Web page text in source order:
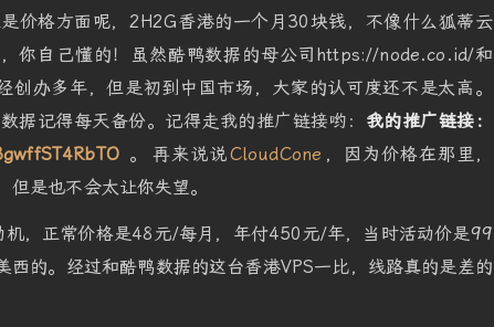
价格方面呢，2H2G香港的一个月30块钱，不像什么狐蒂云
你自己懂的！虽然酷鸭数据的母公司https://node.co.id/和
办多年，但是初到中国市场，大家的认可度还不是太高。
据记得每天备份。记得走我的推广链接哟： 我的推广链接：
。 再来说说CloudCone ，因为价格在那里，
是也不会太让你失望。
机，正常价格是48元/每月，年付450元/年，当时活动价是99
西的。经过和酷鸭数据的这台香港VPS一比，线路真的是差的